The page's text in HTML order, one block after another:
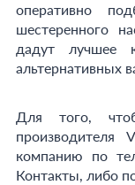
оперативно
шестеренного
дадут лучшее
альтернативных
Для того,
производителя
компанию по
Контакты, либо